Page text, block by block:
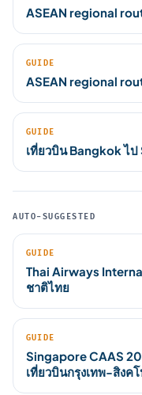
ASEAN regional
GUIDE
ASEAN regional
GUIDE
เที่ยวบิน Bangkok ไ
AUTO-SUGGESTED
GUIDE
Thai Airways
ชาติไทย
GUIDE
Singapore CAAS
เที่ยวบินกรุงเทพ-สิงค